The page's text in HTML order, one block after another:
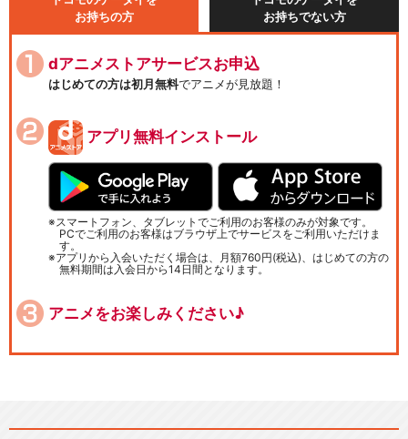
お持ちの方
お持ちでない方
dアニメストアサービスお申込
はじめての方は初月無料でアニメが見放題！
アプリ無料インストール
スマートフォン、タブレットでご利用のお客様のみが対象です。
PCでご利用のお客様はブラウザ上でサービスをご利用いただけま
す。
アプリから入会いただく場合は、月額760円(税込)、はじめての方の
無料期間は入会日から14日間となります。
アニメをお楽しみください♪